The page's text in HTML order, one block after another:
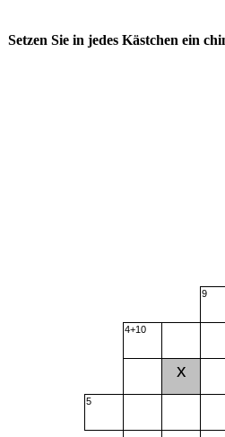
Setzen Sie in jedes Kästchen ein
9
4+10
x
5